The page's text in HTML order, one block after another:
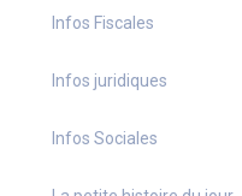
Infos Fiscales
Infos juridiques
Infos Sociales